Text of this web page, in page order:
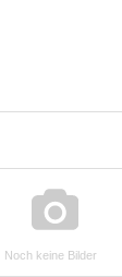
Noch keine Bilder